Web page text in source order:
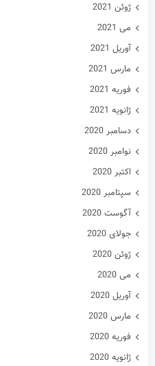
ژوئن 2021
می 2021
آوریل 2021
مارس 2021
فوریه 2021
ژانویه 2021
دسامبر 2020
نوامبر 2020
اکتبر 2020
سپتامبر 2020
آگوست 2020
جولای 2020
ژوئن 2020
می 2020
آوریل 2020
مارس 2020
فوریه 2020
ژانویه 2020